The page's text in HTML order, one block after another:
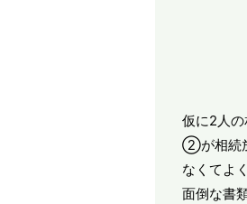
仮に2人
②が相続
なくてよ
面倒な書